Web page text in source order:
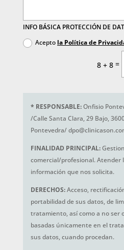
INFO BÁSICA PROTECCIÓN DE
Acepto la Política de
8 + 8 =
* RESPONSABLE:Onfisio
/Calle Santa Clara, 29 Bajo,
Pontevedra/
FINALIDAD PRINCIPAL:
comercial/profesional. Atender
información que nos solicita.
DERECHOS:Acceso,
portabilidad de sus datos, de
tratamiento, así como a no ser
basadas únicamente en el
sus datos, cuando procedan.